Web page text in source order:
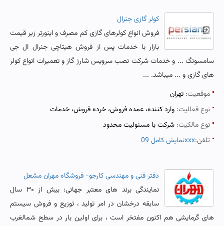
کولر گازی جنرال
فروش انواع کولرهای گازی کم مصرف و اینورتر زیر قیمت
بازار با خدمات پس از فروش هیتاچی جنرال ال جی
سامسونگ ... و خدمات شرکت نصب سرویس شارژ گاز و تعمیرات انواع کولر
های گازی و ... میباشد. ...
موقعیت: تهران
نوع فعالیت: وارد کننده، عمده فروش، خرده فروش، خدمات
نوع مالکیت: شرکت با مسئولیت محدود
تلفن:نمایش کامل 09xxx
دفتر فنی و مهندسی کارجو- فروشگاه مهران مشعل
نمایندگی برند های معتبر جهانی: بیش از ۳۰ سال
سابقه درخشان در امر تولید ، توزیع و فروش سیستم
های گرمایشی هم اکنون مفتخر است ، برای اولین بار در سطح شمالغرب